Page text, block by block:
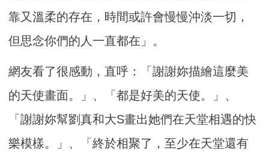
靠又溫柔的存在，時間或許會慢慢沖淡一切，
但思念你們的人一直都在」。
網友看了很感動，直呼：「謝謝妳描繪這麼美
的天使畫面。」、「都是好美的天使。」、
「謝謝妳幫劉真和大S畫出她們在天堂相遇的快
樂模樣。」、「終於相聚了，至少在天堂還有